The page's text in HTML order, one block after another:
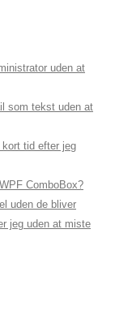
uden at
som tekst uden at
kort tid efter jeg
ComboBox?
uden de bliver
jeg uden at miste